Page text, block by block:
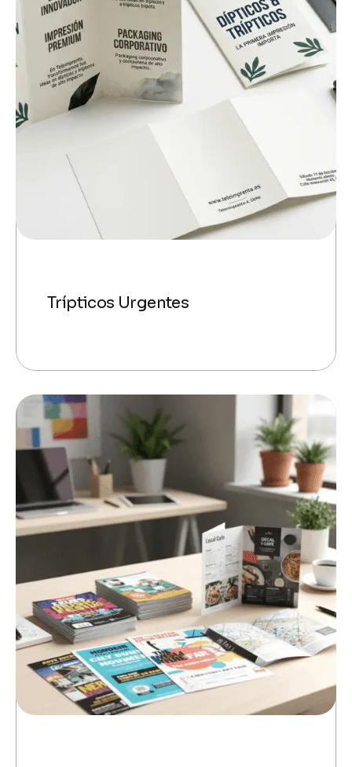
Trípticos Urgentes